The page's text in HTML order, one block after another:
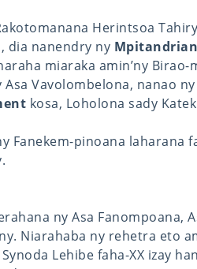
Herintsoa
dia nanendry ny
miaraka amin’ny
Vavolombelona, nanao
kosa, Loholona sady
pinoana laharana
ny Asa Fanompoana,
Niarahaba ny rehetra eto
Lehibe faha-XX izay